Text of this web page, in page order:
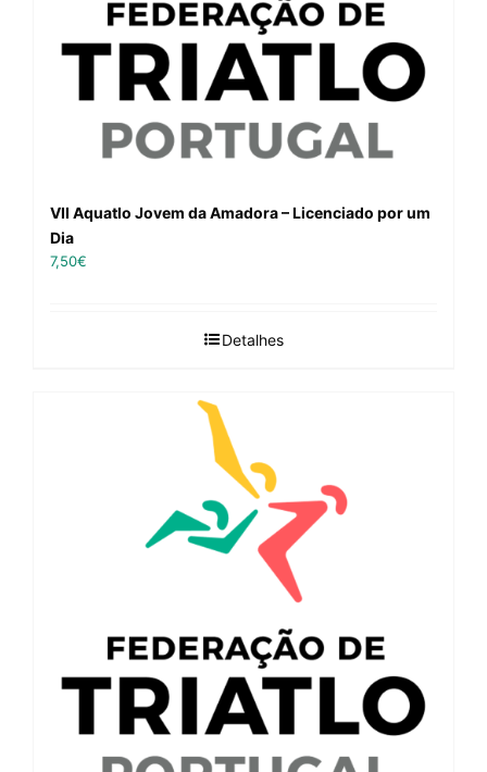
VII Aquatlo Jovem da Amadora – Licenciado por um
Dia
7,50€
Detalhes